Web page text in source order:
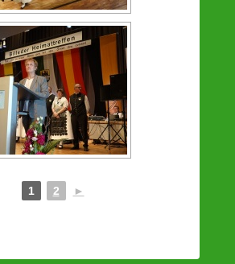
1 2 ►